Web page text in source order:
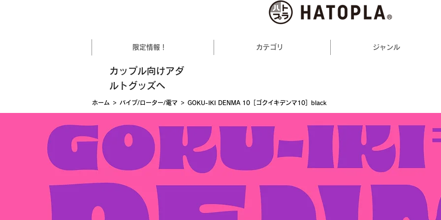
限定情報！ カテゴリ ジャンル
カップル向けアダ
ルトグッズへ
ホーム > バイブ/ローター/電マ > GOKU-IKI DENMA 10［ゴクイキデンマ10］black